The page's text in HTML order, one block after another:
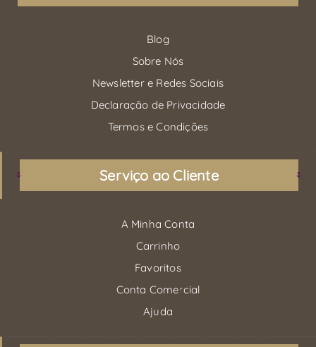
Blog
Sobre Nós
Newsletter e Redes Sociais
Declaração de Privacidade
Termos e Condições
Serviço ao Cliente
A Minha Conta
Carrinho
Favoritos
Conta Comercial
Ajuda